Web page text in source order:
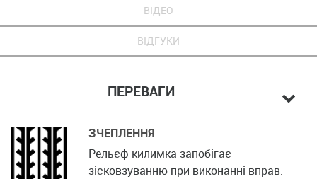
ВІДЕО
ВІДГУКИ
ПЕРЕВАГИ
ЗЧЕПЛЕННЯ
Рельєф килимка запобігає
зісковзуванню при виконанні вправ.